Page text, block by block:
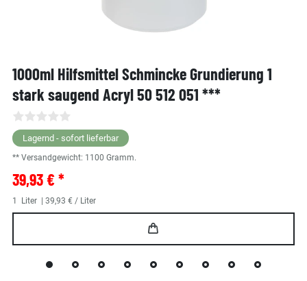
1000ml Hilfsmittel Schmincke Grundierung 1
stark saugend Acryl 50 512 051 ***
Lagernd - sofort lieferbar
** Versandgewicht: 1100 Gramm.
39,93 € *
1 Liter | 39,93 € / Liter